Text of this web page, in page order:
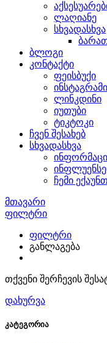
ლაღიანე
სხვადასხვა
ბლოგი
კონტაქტი
ფეისბუქი
ინსტაგრამი
ლინკდინი
იუთუბი
ტიკტოკი
ჩვენ შესახებ
სხვადასხვა
ჩემი
მთავარი
ფილტრი
ფილტრი
განლაგება
თქვენი შერჩევის
დახურვა
კატეგორია